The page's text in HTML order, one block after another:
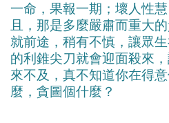
一命，果報一期；壞人性
且，那是多麼嚴肅而重大
就前途，稍有不慎，讓眾
的利錐尖刀就會迎面殺來
來不及，真不知道你在得
麼，貪圖個什麼？